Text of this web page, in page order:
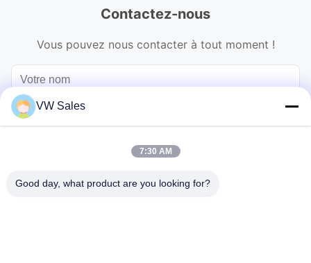
Contactez-nous
Vous pouvez nous contacter à tout moment !
VW Sales
7:30 AM
Good day, what product are you looking for?